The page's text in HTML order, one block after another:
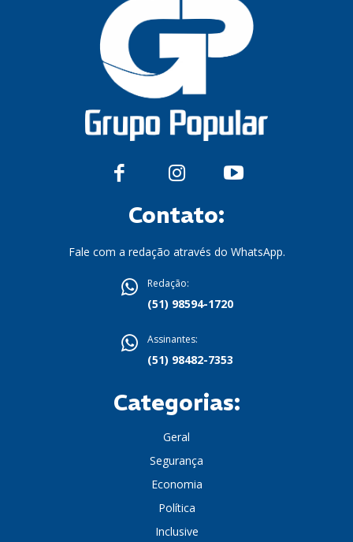
Contato:
Fale com a redação através do WhatsApp.
Redação:
(51) 98594-1720
Assinantes:
(51) 98482-7353
Categorias:
Geral
Segurança
Economia
Política
Inclusive